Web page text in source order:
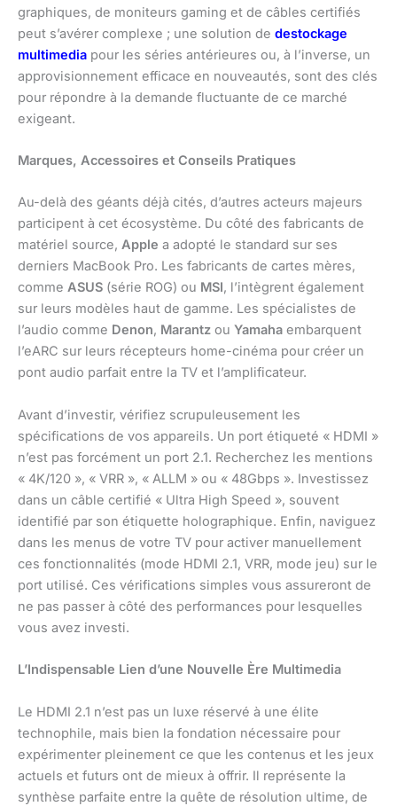
graphiques, de moniteurs gaming et de câbles certifiés
peut s’avérer complexe ; une solution de destockage
multimedia pour les séries antérieures ou, à l’inverse, un
approvisionnement efficace en nouveautés, sont des clés
pour répondre à la demande fluctuante de ce marché
exigeant.
Marques, Accessoires et Conseils Pratiques
Au-delà des géants déjà cités, d’autres acteurs majeurs
participent à cet écosystème. Du côté des fabricants de
matériel source, Apple a adopté le standard sur ses
derniers MacBook Pro. Les fabricants de cartes mères,
comme ASUS (série ROG) ou MSI, l’intègrent également
sur leurs modèles haut de gamme. Les spécialistes de
l’audio comme Denon, Marantz ou Yamaha embarquent
l’eARC sur leurs récepteurs home-cinéma pour créer un
pont audio parfait entre la TV et l’amplificateur.
Avant d’investir, vérifiez scrupuleusement les
spécifications de vos appareils. Un port étiqueté « HDMI »
n’est pas forcément un port 2.1. Recherchez les mentions
« 4K/120 », « VRR », « ALLM » ou « 48Gbps ». Investissez
dans un câble certifié « Ultra High Speed », souvent
identifié par son étiquette holographique. Enfin, naviguez
dans les menus de votre TV pour activer manuellement
ces fonctionnalités (mode HDMI 2.1, VRR, mode jeu) sur le
port utilisé. Ces vérifications simples vous assureront de
ne pas passer à côté des performances pour lesquelles
vous avez investi.
L’Indispensable Lien d’une Nouvelle Ère Multimedia
Le HDMI 2.1 n’est pas un luxe réservé à une élite
technophile, mais bien la fondation nécessaire pour
expérimenter pleinement ce que les contenus et les jeux
actuels et futurs ont de mieux à offrir. Il représente la
synthèse parfaite entre la quête de résolution ultime, de